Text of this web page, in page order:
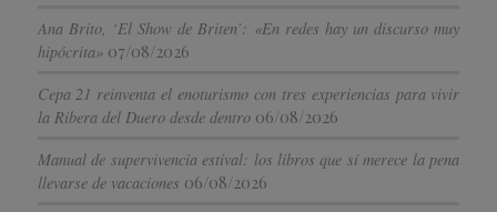
Ana Brito, ‘El Show de Briten’: «En redes hay un discurso muy
hipócrita» 07/08/2026
Cepa 21 reinventa el enoturismo con tres experiencias para vivir
la Ribera del Duero desde dentro 06/08/2026
Manual de supervivencia estival: los libros que sí merece la pena
llevarse de vacaciones 06/08/2026